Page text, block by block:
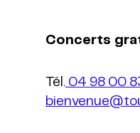
Concerts
Tél. 04 98 00